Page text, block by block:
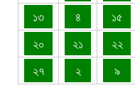
১৩
৪ ১৫
২০
২১ ২২
২৭
২ ৯